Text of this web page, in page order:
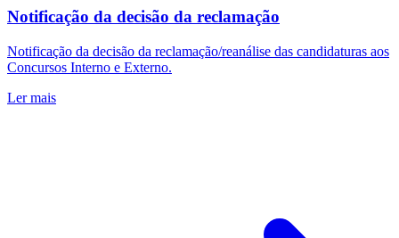
Notificação da decisão da reclamação
Notificação da decisão da reclamação/reanálise das candidaturas aos
Concursos Interno e Externo.
Ler mais